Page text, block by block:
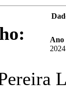
Ano
2024